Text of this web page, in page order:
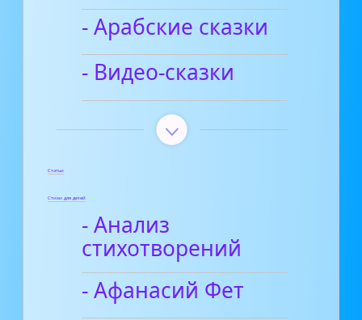
- Арабские сказки
- Видео-сказки
Статьи
Стихи для детей
- Анализ
стихотворений
- Афанасий Фет